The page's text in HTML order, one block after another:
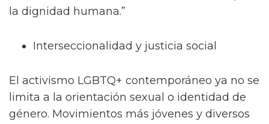
la dignidad humana.”
Interseccionalidad y justicia social
El activismo LGBTQ+ contemporáneo ya no se
limita a la orientación sexual o identidad de
género. Movimientos más jóvenes y diversos